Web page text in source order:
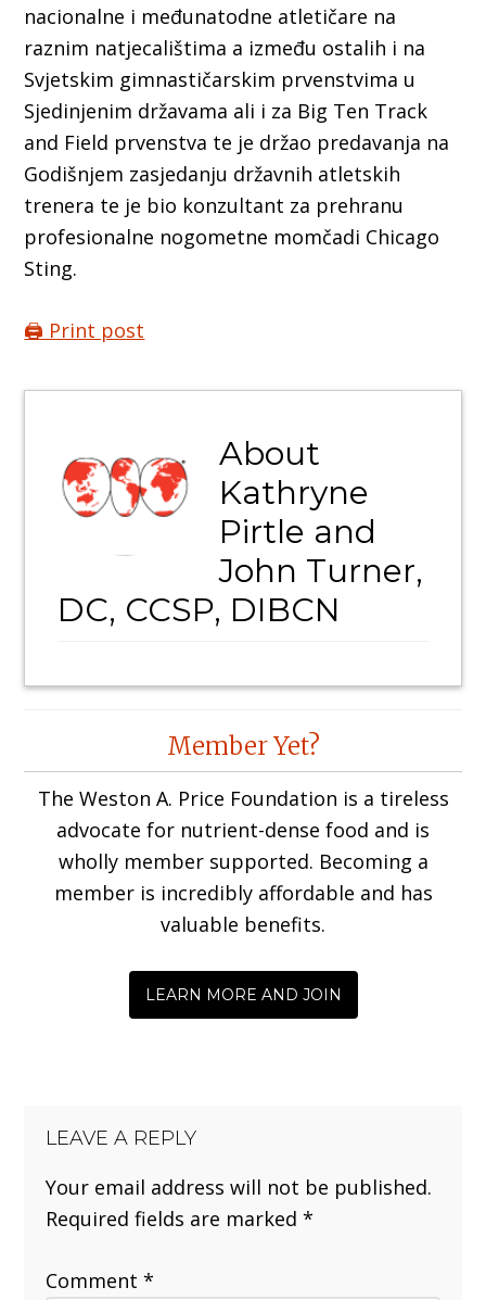
nacionalne i međunatodne atletičare na
raznim natjecalištima a između ostalih i na
Svjetskim gimnastičarskim prvenstvima u
Sjedinjenim državama ali i za Big Ten Track
and Field prvenstva te je držao predavanja na
Godišnjem zasjedanju državnih atletskih
trenera te je bio konzultant za prehranu
profesionalne nogometne momčadi Chicago
Sting.
🖨️ Print post
About
Kathryne
Pirtle and
John Turner,
DC, CCSP, DIBCN
InteractionsMember Yet?
The Weston A. Price Foundation is a tireless
advocate for nutrient-dense food and is
wholly member supported. Becoming a
member is incredibly affordable and has
valuable benefits.
LEARN MORE AND JOIN
LEAVE A REPLY
Your email address will not be published.
Required fields are marked*
Comment*